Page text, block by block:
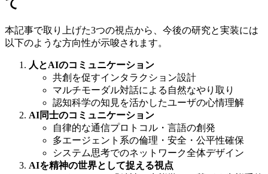
本記事で取り上げた3つの視点から、今後の研究と実装には
以下のような方向性が示唆されます。
人とAIのコミュニケーション
共創を促すインタラクション設計
マルチモーダル対話による自然なやり取り
認知科学の知見を活かしたユーザの心情理解
AI同士のコミュニケーション
自律的な通信プロトコル・言語の創発
多エージェント系の倫理・安全・公平性確保
システム思考でのネットワーク全体デザイン
AIを精神の世界として捉える視点